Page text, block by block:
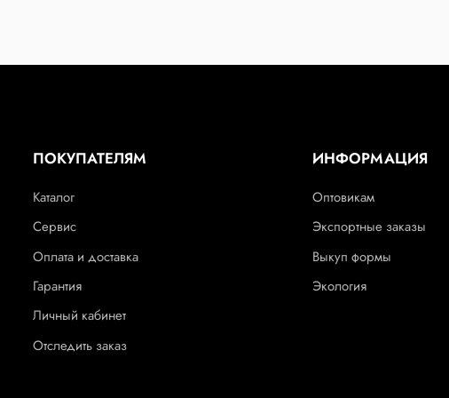
ПОКУПАТЕЛЯМ
Каталог
Сервис
Оплата и доставка
Гарантия
Личный кабинет
Отследить заказ
ИНФОРМАЦИЯ
Оптовикам
Экспортные заказы
Выкуп формы
Экология